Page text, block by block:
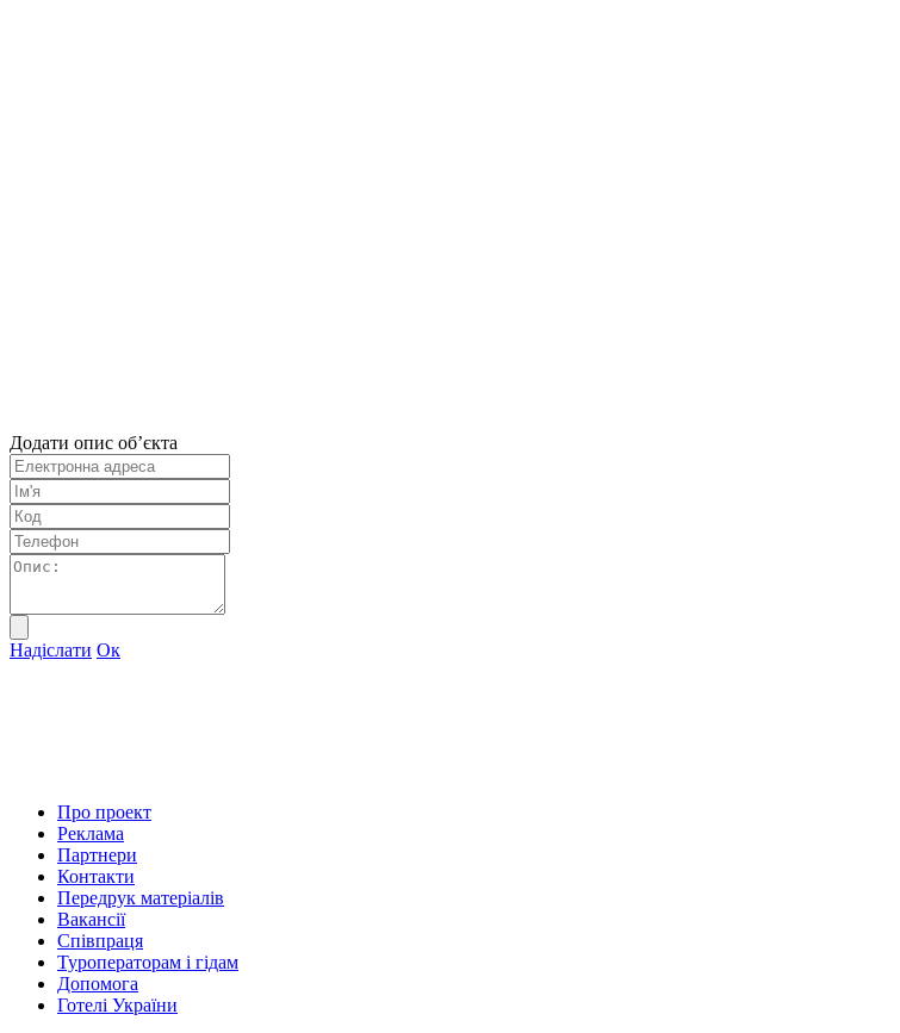
Додати опис об’єкта
Надіслати Ок
Про проект
Реклама
Партнери
Контакти
Передрук матеріалів
Вакансії
Співпраця
Туроператорам і гідам
Допомога
Готелі України